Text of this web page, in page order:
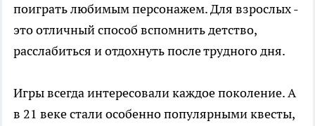
поиграть любимым персонажем. Для взрослых -
это отличный способ вспомнить детство,
расслабиться и отдохнуть после трудного дня.
Игры всегда интересовали каждое поколение. А
в 21 веке стали особенно популярными квесты,